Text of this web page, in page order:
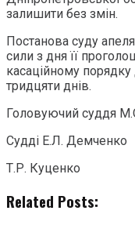
залишити без змін.
Постанова суду
сили з дня її
касаційному
тридцяти днів.
Головуючий суддя
Судді Е.Л. Демченко
Т.Р. Куценко
Related Posts: